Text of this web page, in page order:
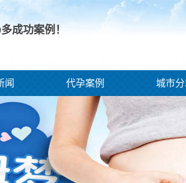
多成功案例！
闻 代孕案例 城市